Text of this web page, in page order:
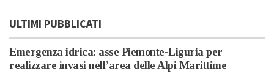
ULTIMI PUBBLICATI
Emergenza idrica: asse Piemonte-Liguria per
realizzare invasi nell’area delle Alpi Marittime